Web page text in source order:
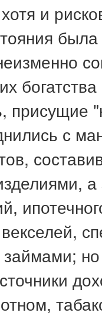
и
присущие
с
займами;